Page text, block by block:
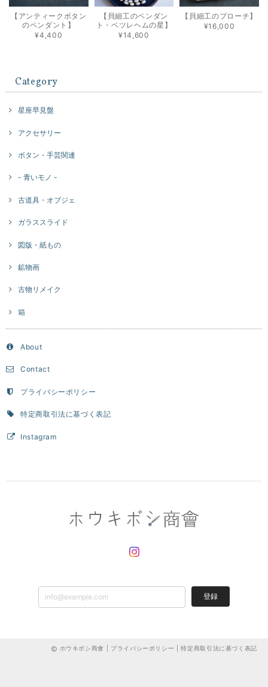
【アンティークボタン
のペンダント】
¥4,400
【貝細工のペンダン
ト・ベツレヘムの星】
¥14,600
【貝細工のブローチ】
¥16,000
Category
星座早見盤
アクセサリー
ボタン・手芸関連
- 青いモノ -
古道具・オブジェ
ガラススライド
図版・紙もの
鉱物画
古物リメイク
箱
About
Contact
プライバシーポリシー
特定商取引法に基づく表記
Instagram
登録
ホウキボシ商會 | プライバシーポリシー |特定商取引法に基づく表記